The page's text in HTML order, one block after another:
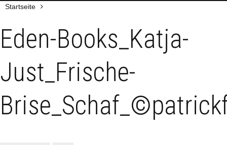
Startseite
Eden-Books_Katja-
Just_Frische-